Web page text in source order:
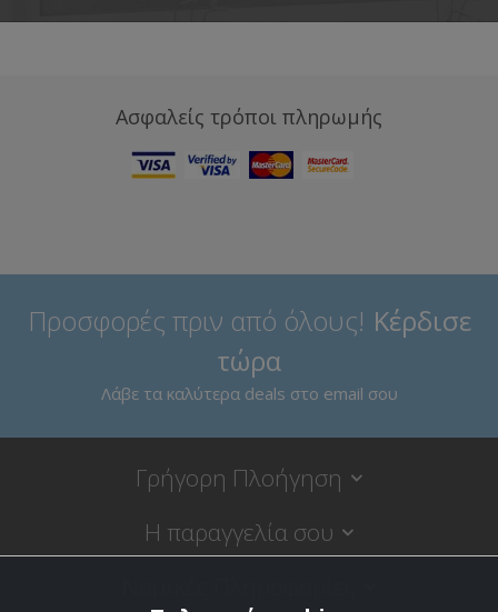
Ασφαλείς τρόποι πληρωμής
Προσφορές πριν από όλους! Κέρδισε
τώρα
Λάβε τα καλύτερα deals στο email σου
Γρήγορη Πλοήγηση
Η παραγγελία σου